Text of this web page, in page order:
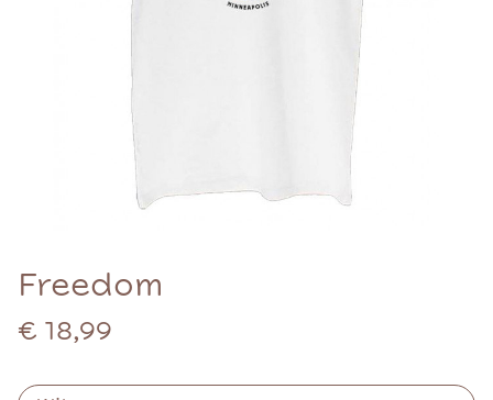
Freedom
€ 18,99